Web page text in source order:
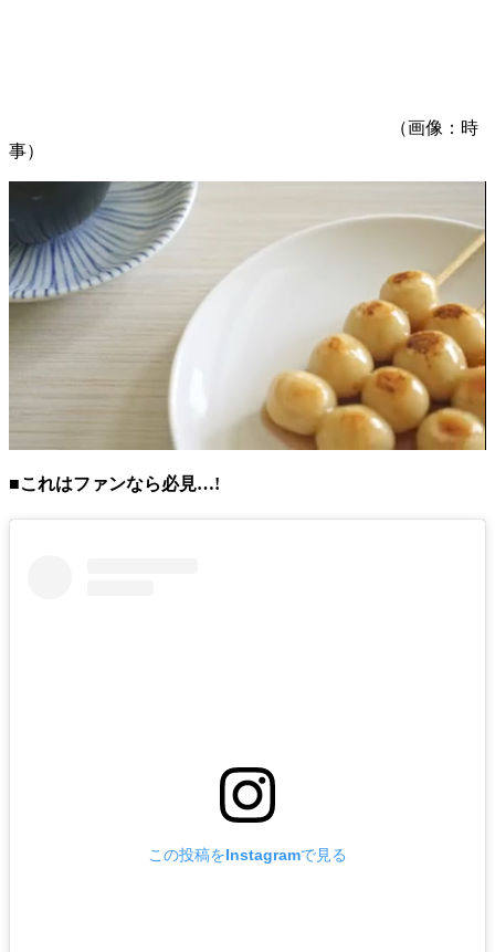
（画像：時
事）
■これはファンなら必見…!
この投稿をInstagramで見る